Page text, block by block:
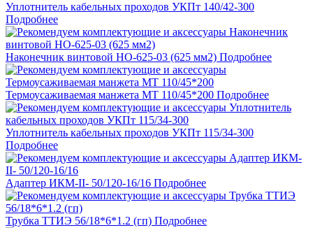
Уплотнитель кабельных проходов УКПт 140/42-300
Подробнее
Наконечник винтовой НО-625-03 (625 мм2) Подробнее
Термоусаживаемая манжета МТ 110/45*200 Подробнее
Уплотнитель кабельных проходов УКПт 115/34-300
Подробнее
Адаптер ИКМ-II- 50/120-16/16 Подробнее
Трубка ТТИЭ 56/18*6*1.2 (гп) Подробнее